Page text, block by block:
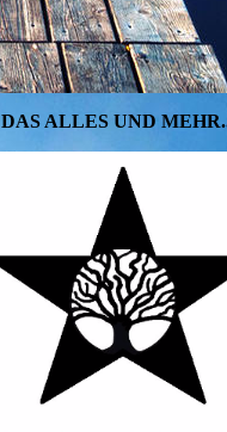
DAS ALLES UND MEH